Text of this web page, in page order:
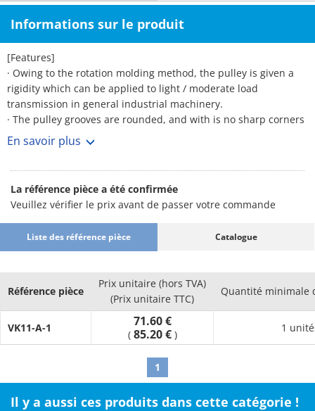
Informations sur le produit
[Features]
· Owing to the rotation molding method, the pulley is given a
rigidity which can be applied to light / moderate load
transmission in general industrial machinery.
· The pulley grooves are rounded, and with is no sharp corners
will not damage the belt.
· Because of its light weight, the entire machine including the
dark blue), hub: FC200, electrodeposition coating (NBK dark
blue), bolt: 10B22M.
En savoir plus
La référence pièce a été confirmée
Veuillez vérifier le prix avant de passer votre commande
Liste des référence pièce Catalogue
Référence pièce
Prix unitaire (hors TVA)
(Prix unitaire TTC)
Quantité minimale
VK11-A-1 71.60 €
( 85.20 € )
1
1
Il y a aussi ces produits dans cette catégorie !